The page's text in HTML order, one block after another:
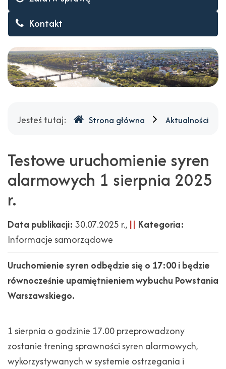
Kontakt
Gdzie
Jesteś tutaj: Strona główna Aktualności
Testowe uruchomienie syren
alarmowych 1 sierpnia 2025
r.
Data publikacji: 30.07.2025 r., || Kategoria:
Informacje samorządowe
Uruchomienie syren odbędzie się o 17:00 i będzie
równocześnie upamiętnieniem wybuchu Powstania
Warszawskiego.
1 sierpnia o godzinie 17.00 przeprowadzony
zostanie trening sprawności syren alarmowych,
wykorzystywanych w systemie ostrzegania i